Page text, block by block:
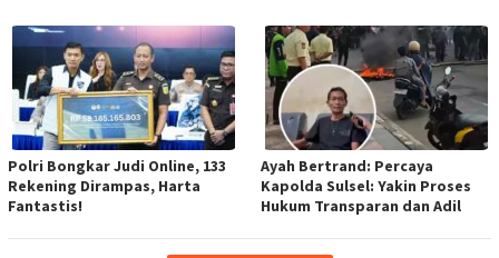
Polri Bongkar Judi Online, 133
Rekening Dirampas, Harta
Fantastis!
Ayah Bertrand: Percaya
Kapolda Sulsel: Yakin Proses
Hukum Transparan dan Adil